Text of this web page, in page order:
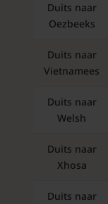
Duits naar
Oezbeeks
Duits naar
Vietnamees
Duits naar
Welsh
Duits naar
Xhosa
Duits naar